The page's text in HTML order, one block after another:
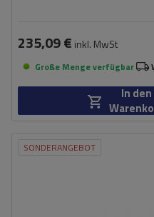
235,09 € inkl. MwSt
Große Menge verfügbar
In den
SONDERANGEBOT